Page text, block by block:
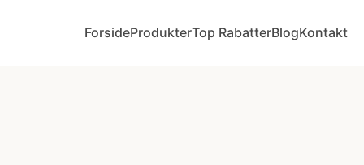
ForsideProdukterTop RabatterBlogKontakt